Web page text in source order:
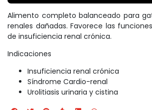
Alimento completo balanceado para
renales dañadas. Favorece las
de insuficiencia renal crónica.
Indicaciones
Insuficiencia renal crónica
Síndrome Cardio-renal
Urolitiasis urinaria y cistina